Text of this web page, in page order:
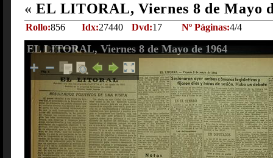
« EL LITORAL, Viernes 8 de Mayo
Rollo:856 Idx:27440 Dvd:17 Nº Páginas:4/4
EL LITORAL, Viernes 8 de Mayo de 1964